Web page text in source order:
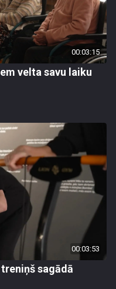
00:03:15
velta savu laiku
00:03:53
sagādā